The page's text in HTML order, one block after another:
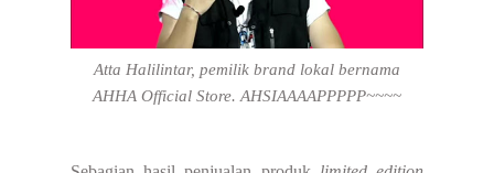
Atta Halilintar, pemilik brand lokal bernama
AHHA Official Store. AHSIAAAAPPPPP~~~~